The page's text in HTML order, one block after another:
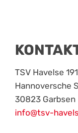
TSV Havelse
Hannoversche
30823 Garbsen
info@tsv-